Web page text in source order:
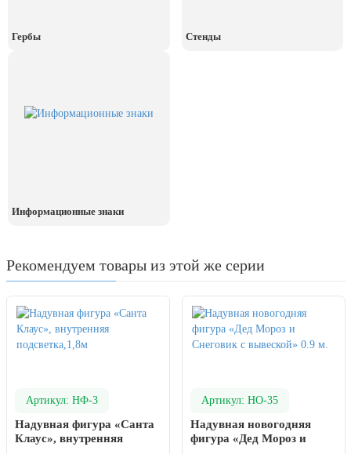
2 августа, День ВДВ
Гербы Стенды
Информационные знаки
Рекомендуем товары из этой же серии
Артикул: НФ-3
Надувная фигура «Санта
Клаус», внутренняя
Артикул: НО-35
Надувная новогодняя
фигура «Дед Мороз и